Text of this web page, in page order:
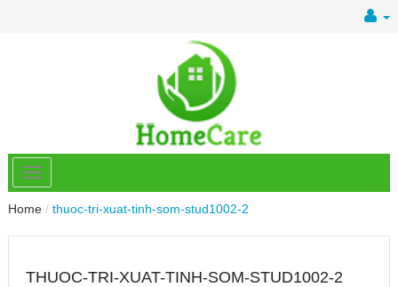
Home / thuoc-tri-xuat-tinh-som-stud1002-2
THUOC-TRI-XUAT-TINH-SOM-STUD1002-2